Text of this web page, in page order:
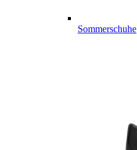
Sommerschuhe